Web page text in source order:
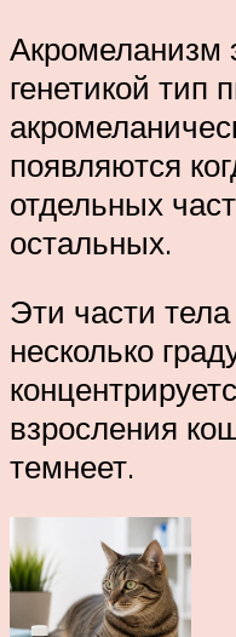
Акромеланизм
генетикой тип
появляются
отдельных
остальных.
Эти части
несколько
взросления
темнеет.